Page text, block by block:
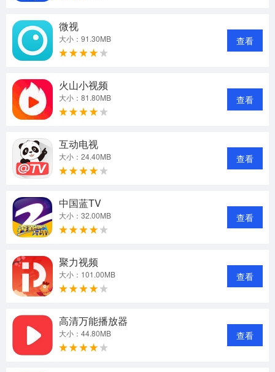
微视
大小：91.30MB 查看
火山小视频
大小：81.80MB 查看
互动电视
大小：24.40MB 查看
中国蓝TV
大小：32.00MB 查看
聚力视频
大小：101.00MB 查看
高清万能播放器
大小：44.80MB 查看